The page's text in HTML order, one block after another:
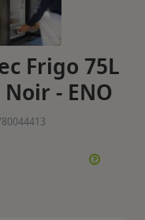
Frigo 75L
- ENO